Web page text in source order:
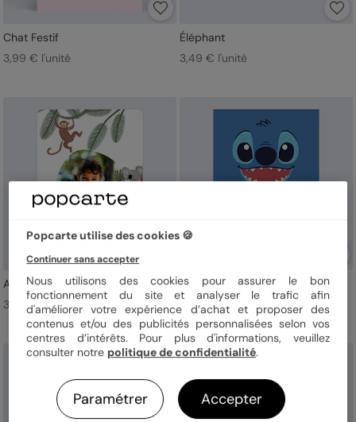
Chat Festif
3,99 € l'unité
Éléphant
3,49 € l'unité
Amis de la jungle
3,49 € l'unité
Ohana
3,49 € l'unité
Popcarte utilise des cookies 🍪
Continuer sans accepter
Nous utilisons des cookies pour assurer le bon
fonctionnement du site et analyser le trafic afin
d'améliorer votre expérience d’achat et proposer des
contenus et/ou des publicités personnalisées selon vos
centres d’intérêts. Pour plus d'informations, veuillez
consulter notre politique de confidentialité.
Paramétrer Accepter